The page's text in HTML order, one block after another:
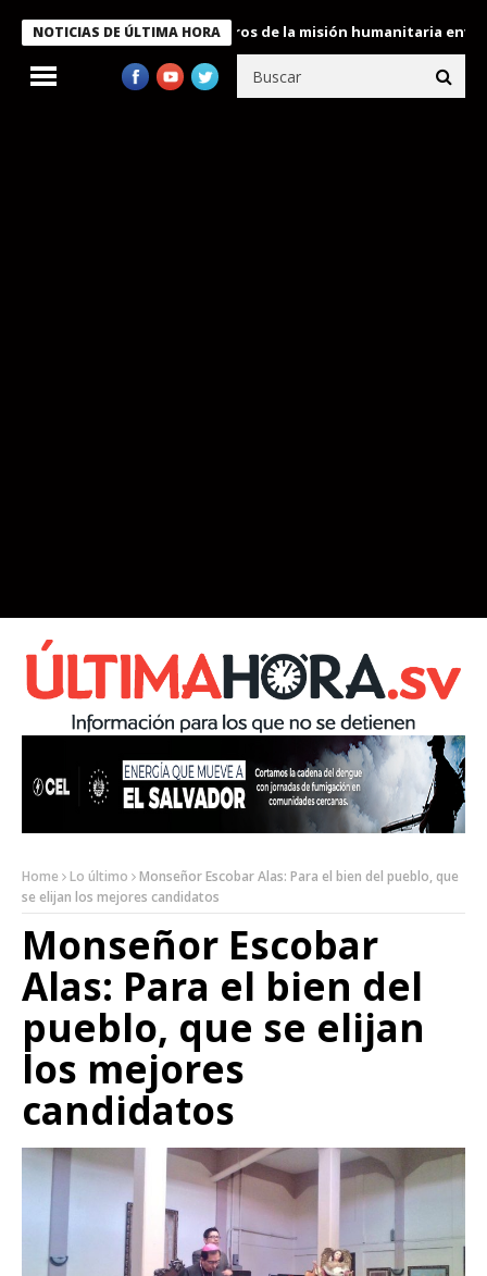
NOTICIAS DE ÚLTIMA HORA
Bukele condecora a miembros de la misión humanitaria enviada
Home Lo último
Monseñor Escobar Alas: Para el bien del pueblo, que
se elijan los mejores candidatos
Monseñor Escobar
Alas: Para el bien del
pueblo, que se elijan
los mejores
candidatos